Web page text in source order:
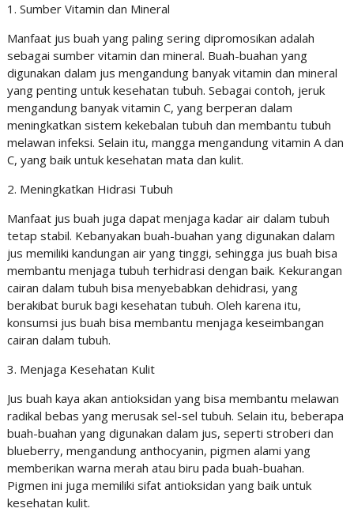
1. Sumber Vitamin dan Mineral
Manfaat jus buah yang paling sering dipromosikan adalah
sebagai sumber vitamin dan mineral. Buah-buahan yang
digunakan dalam jus mengandung banyak vitamin dan mineral
yang penting untuk kesehatan tubuh. Sebagai contoh, jeruk
mengandung banyak vitamin C, yang berperan dalam
meningkatkan sistem kekebalan tubuh dan membantu tubuh
melawan infeksi. Selain itu, mangga mengandung vitamin A dan
C, yang baik untuk kesehatan mata dan kulit.
2. Meningkatkan Hidrasi Tubuh
Manfaat jus buah juga dapat menjaga kadar air dalam tubuh
tetap stabil. Kebanyakan buah-buahan yang digunakan dalam
jus memiliki kandungan air yang tinggi, sehingga jus buah bisa
membantu menjaga tubuh terhidrasi dengan baik. Kekurangan
cairan dalam tubuh bisa menyebabkan dehidrasi, yang
berakibat buruk bagi kesehatan tubuh. Oleh karena itu,
konsumsi jus buah bisa membantu menjaga keseimbangan
cairan dalam tubuh.
3. Menjaga Kesehatan Kulit
Jus buah kaya akan antioksidan yang bisa membantu melawan
radikal bebas yang merusak sel-sel tubuh. Selain itu, beberapa
buah-buahan yang digunakan dalam jus, seperti stroberi dan
blueberry, mengandung anthocyanin, pigmen alami yang
memberikan warna merah atau biru pada buah-buahan.
Pigmen ini juga memiliki sifat antioksidan yang baik untuk
kesehatan kulit.